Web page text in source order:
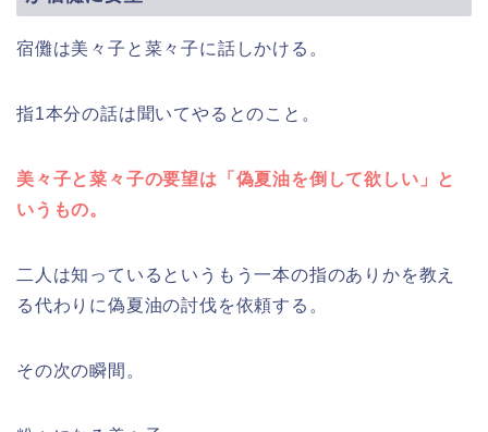
宿儺は美々子と菜々子に話しかける。
指1本分の話は聞いてやるとのこと。
美々子と菜々子の要望は「偽夏油を倒して欲しい」と
いうもの。
二人は知っているというもう一本の指のありかを教え
る代わりに偽夏油の討伐を依頼する。
その次の瞬間。